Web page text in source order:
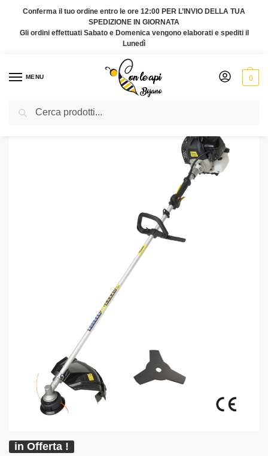
Conferma il tuo ordine entro le ore 12:00 PER L’INVIO DELLA TUA
SPEDIZIONE IN GIORNATA
Gli ordini effettuati Sabato e Domenica vengono elaborati e spediti il
Lunedì
MENU 0
Home Offerte / DECESPUGLIATORE DG 43NK
in Offerta !